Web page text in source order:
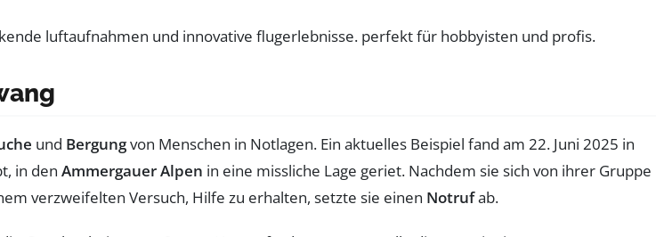
und Bergungvon Menschen in Notlagen. Ein aktuelles Beispiel fand am 22. Juni 2025 in
in den Ammergauer Alpen in eine missliche Lage geriet. Nachdem sie sich von ihrer Gruppe
verzweifelten Versuch, Hilfe zu erhalten, setzte sie einen Notrufab.